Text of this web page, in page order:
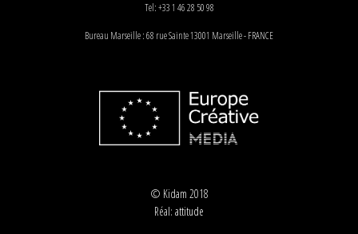
Tel: +33 1 46 28 50 98
Bureau Marseille : 68 rue Sainte 13001 Marseille - FRANCE
© Kidam 2018
Réal: attitude